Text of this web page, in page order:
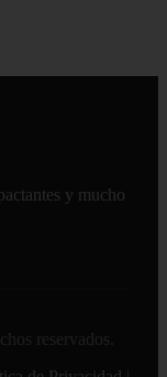
y mucho
reservados.